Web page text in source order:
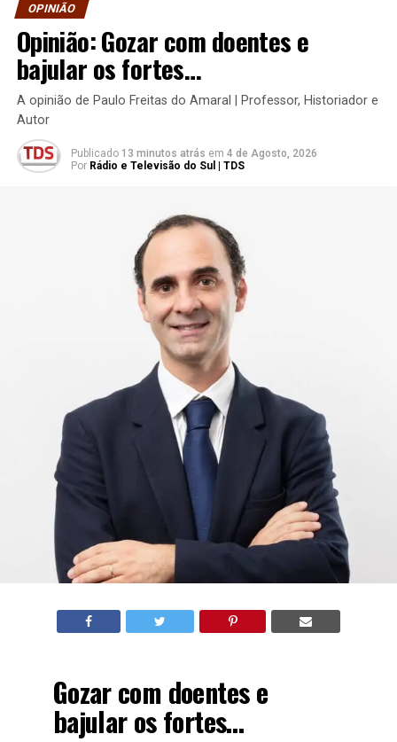
OPINIÃO
Opinião: Gozar com doentes e
bajular os fortes…
A opinião de Paulo Freitas do Amaral | Professor, Historiador e
Autor
Publicado 13 minutos atrás em 4 de Agosto, 2026
Por Rádio e Televisão do Sul | TDS
Gozar com doentes e
bajular os fortes…